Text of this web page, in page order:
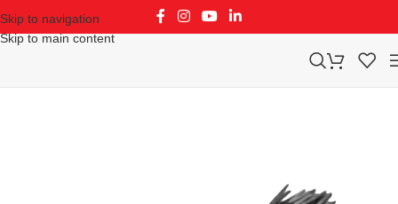
Skip to navigation
Skip to main content